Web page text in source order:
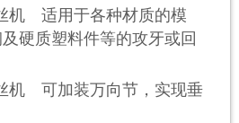
适用于各种材质的模
硬质塑料件等的攻牙或回
可加装万向节，实现垂